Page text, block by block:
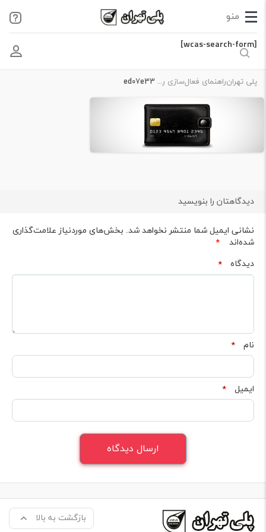
[wcas-search-form]
پلی تهران راهنمای فعال‌سازی رمز پویا ed07e33
دیدگاهتان را بنویسید
نشانی ایمیل شما منتشر نخواهد شد. بخش‌های موردنیاز علامت‌گذاری
شده‌اند
*
دیدگاه
*
نام *
ایمیل *
بازگشت به بالا